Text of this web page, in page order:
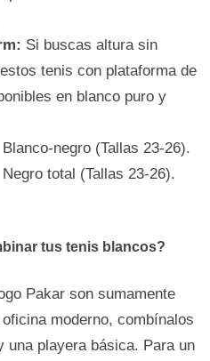
Si buscas altura sin
tenis con plataforma de
en blanco puro y
Blanco-negro (Tallas 23-26).
Negro total (Tallas 23-26).
tus tenis blancos?
Pakar son sumamente
moderno, combínalos
una playera básica. Para un